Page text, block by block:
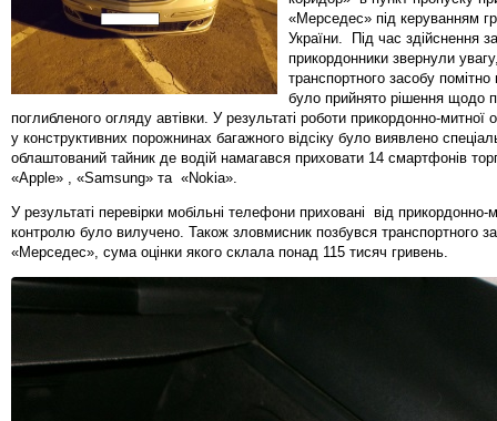
«Мерседес» під керуванням
України. Під час здійснення
прикордонники звернули
транспортного засобу
було прийнято рішення щодо
поглибленого огляду автівки. У результаті роботи прикордонно-митної
у конструктивних порожнинах багажного відсіку було виявлено
облаштований тайник де водій намагався приховати 14 смартфонів
«Apple» , «Samsung» та «Nokia».
У результаті перевірки мобільні телефони приховані від прикордонно-
контролю було вилучено. Також зловмисник позбувся транспортного
«Мерседес», сума оцінки якого склала понад 115 тисяч гривень.